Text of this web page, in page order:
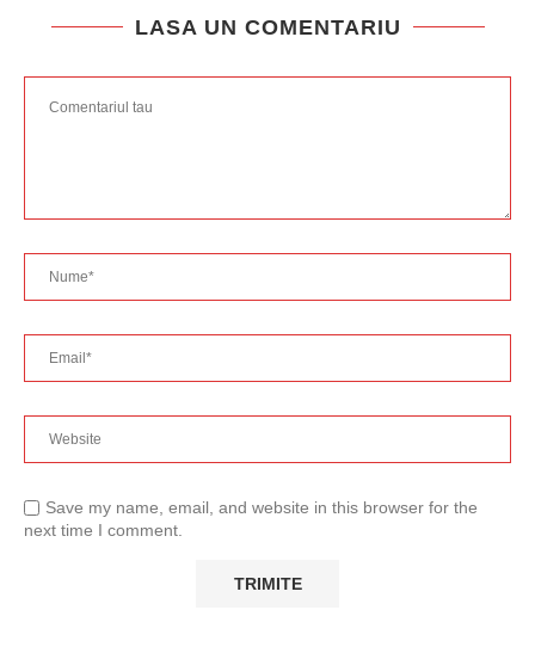
LASA UN COMENTARIU
Save my name, email, and website in this browser for the
next time I comment.